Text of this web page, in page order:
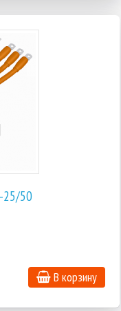
25/50
В корзину